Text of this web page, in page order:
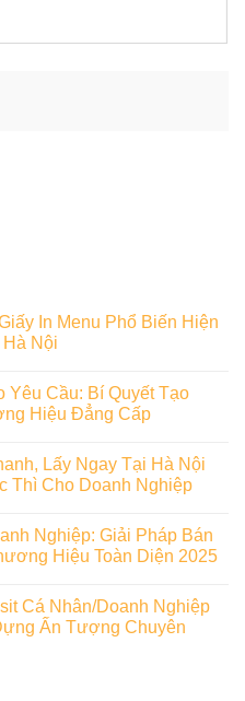
In Menu Phổ Biến Hiện
Hà Nội
Yêu Cầu: Bí Quyết Tạo
Hiệu Đẳng Cấp
Lấy Ngay Tại Hà Nội
Thì Cho Doanh Nghiệp
Nghiệp: Giải Pháp Bán
Hiệu Toàn Diện 2025
Cá Nhân/Doanh Nghiệp
Ấn Tượng Chuyên